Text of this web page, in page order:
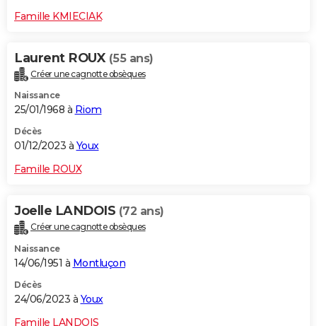
Famille KMIECIAK
Laurent ROUX (55 ans)
Créer une cagnotte obsèques
Naissance
25/01/1968 à Riom
Décès
01/12/2023 à Youx
Famille ROUX
Joelle LANDOIS (72 ans)
Créer une cagnotte obsèques
Naissance
14/06/1951 à Montluçon
Décès
24/06/2023 à Youx
Famille LANDOIS